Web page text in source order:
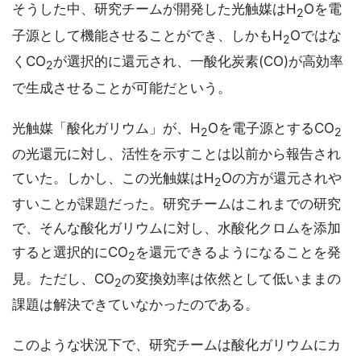
そうした中、研究チームが開発した光触媒はH2Oを電
子源として機能させることができ、しかもH2Oではな
くCO2が選択的に還元され、一酸化炭素(CO)が高効率
で生成させることが可能だという。
光触媒「酸化ガリウム」が、H2Oを電子源とするCO2
の光還元に対し、活性を示すことは以前から報告され
ていた。しかし、この光触媒はH2Oの方が還元されや
すいことが課題だった。研究チームはこれまでの研究
で、そんな酸化ガリウムに対し、水酸化クロムを添加
すると選択的にCO2を還元できるようになることを発
見。ただし、CO2の変換効率は依然として低いままの
課題は解決できていなかったのである。
このような状況下で、研究チームは酸化ガリウムにカ